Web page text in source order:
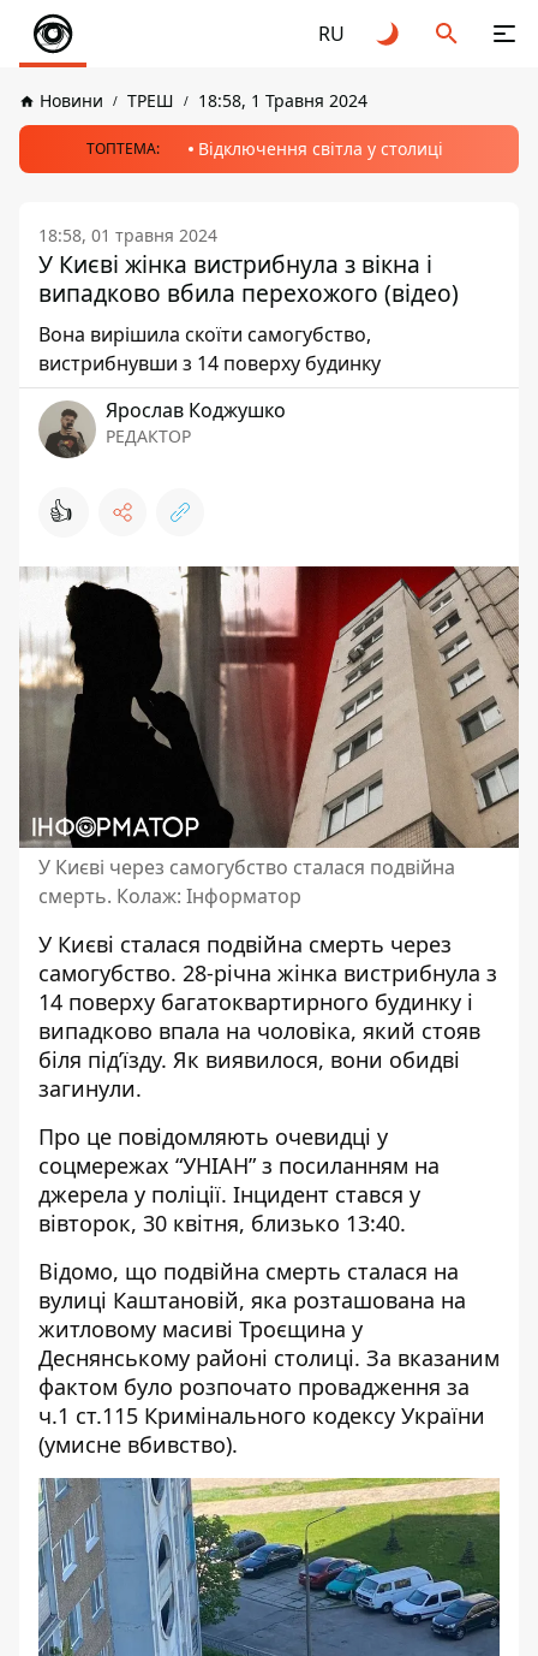
RU
Новини ТРЕШ 18:58, 1 Травня 2024
ТОПТЕМА: Відключення світла у столиці
18:58, 01 травня 2024
У Києві жінка вистрибнула з вікна і
випадково вбила перехожого (відео)
Вона вирішила скоїти самогубство,
вистрибнувши з 14 поверху будинку
Ярослав Коджушко
РЕДАКТОР
👍
У Києві через самогубство сталася подвійна
смерть. Колаж: Інформатор
У Києві сталася подвійна смерть через
самогубство. 28-річна жінка вистрибнула з
14 поверху багатоквартирного будинку і
випадково впала на чоловіка, який стояв
біля під’їзду. Як виявилося, вони обидві
загинули.
Про це повідомляють очевидці у
соцмережах “УНІАН” з посиланням на
джерела у поліції. Інцидент стався у
вівторок, 30 квітня, близько 13:40.
Відомо, що подвійна смерть сталася на
вулиці Каштановій, яка розташована на
житловому масиві Троєщина у
Деснянському районі столиці. За вказаним
фактом було розпочато провадження за
ч.1 ст.115 Кримінального кодексу України
(умисне вбивство).